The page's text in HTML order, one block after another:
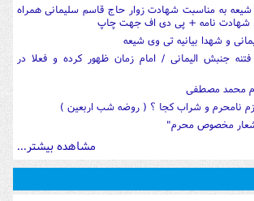
شیعه به مناسبت شهادت زوار حاج قاسم سلیمانی همراه
. شهادت نامه + پی دی اف جهت چاپ
و شهدا بیانیه تی وی شیعه
فتنه جنبش الیمانی / امام زمان ظهور کرده و فعلا در
محمد مصطفی
نامحرم و شراب کجا ؟ ( روضه شب اربعین )
مخصوص محرم"
مشاهده بیشتر...